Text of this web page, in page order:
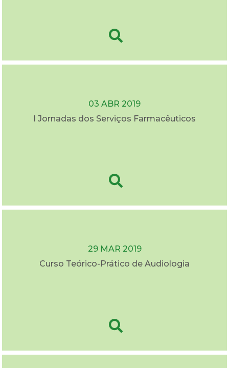
03 ABR 2019
I Jornadas dos Serviços Farmacêuticos
29 MAR 2019
Curso Teórico-Prático de Audiologia